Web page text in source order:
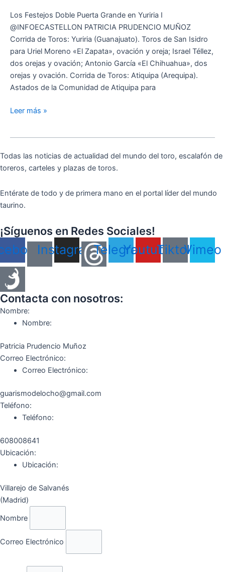
Los Festejos Doble Puerta Grande en Yuriria I
@INFOECASTELLON PATRICIA PRUDENCIO MUÑOZ
Corrida de Toros: Yuriria (Guanajuato). Toros de San Isidro
para Uriel Moreno «El Zapata», ovación y oreja; Israel Téllez,
dos orejas y ovación; Antonio García «El Chihuahua», dos
orejas y ovación. Corrida de Toros: Atiquipa (Arequipa).
Astados de la Comunidad de Atiquipa para
Leer más »
Todas las noticias de actualidad del mundo del toro, escalafón de
toreros, carteles y plazas de toros.
Entérate de todo y de primera mano en el portal líder del mundo
taurino.
¡Síguenos en Redes Sociales!
InstagramTelegramYoutubeTiktokVimeo
Contacta con nosotros:
Nombre:
Nombre:
Patricia Prudencio Muñoz
Correo Electrónico:
Correo Electrónico:
guarismodelocho@gmail.com
Teléfono:
Teléfono:
608008641
Ubicación:
Ubicación:
Villarejo de Salvanés
(Madrid)
Nombre
Correo Electrónico